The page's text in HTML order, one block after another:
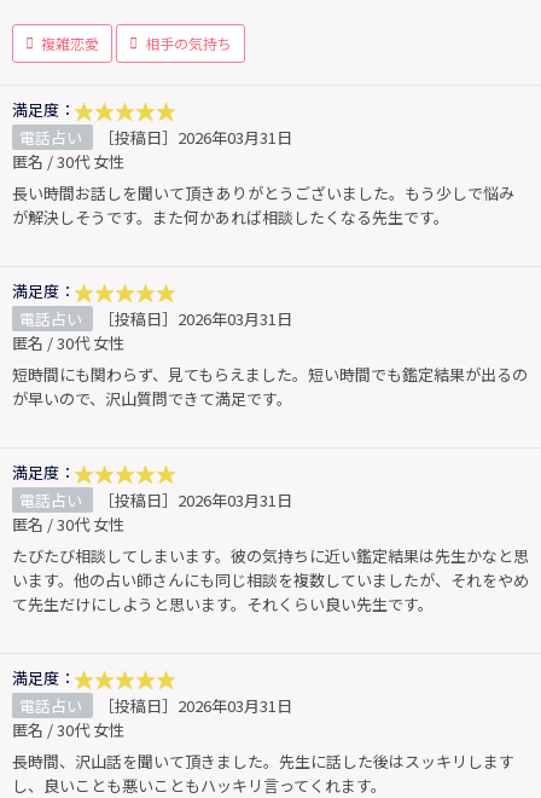
複雑恋愛 相手の気持ち
満足度：
電話占い
［投稿日］2026年03月31日
匿名 / 30代 女性
長い時間お話しを聞いて頂きありがとうございました。もう少しで悩み
が解決しそうです。また何かあれば相談したくなる先生です。
満足度：
電話占い
［投稿日］2026年03月31日
匿名 / 30代 女性
短時間にも関わらず、見てもらえました。短い時間でも鑑定結果が出るの
が早いので、沢山質問できて満足です。
満足度：
電話占い
［投稿日］2026年03月31日
匿名 / 30代 女性
たびたび相談してしまいます。彼の気持ちに近い鑑定結果は先生かなと思
います。他の占い師さんにも同じ相談を複数していましたが、それをやめ
て先生だけにしようと思います。それくらい良い先生です。
満足度：
電話占い
［投稿日］2026年03月31日
匿名 / 30代 女性
長時間、沢山話を聞いて頂きました。先生に話した後はスッキリします
し、良いことも悪いこともハッキリ言ってくれます。